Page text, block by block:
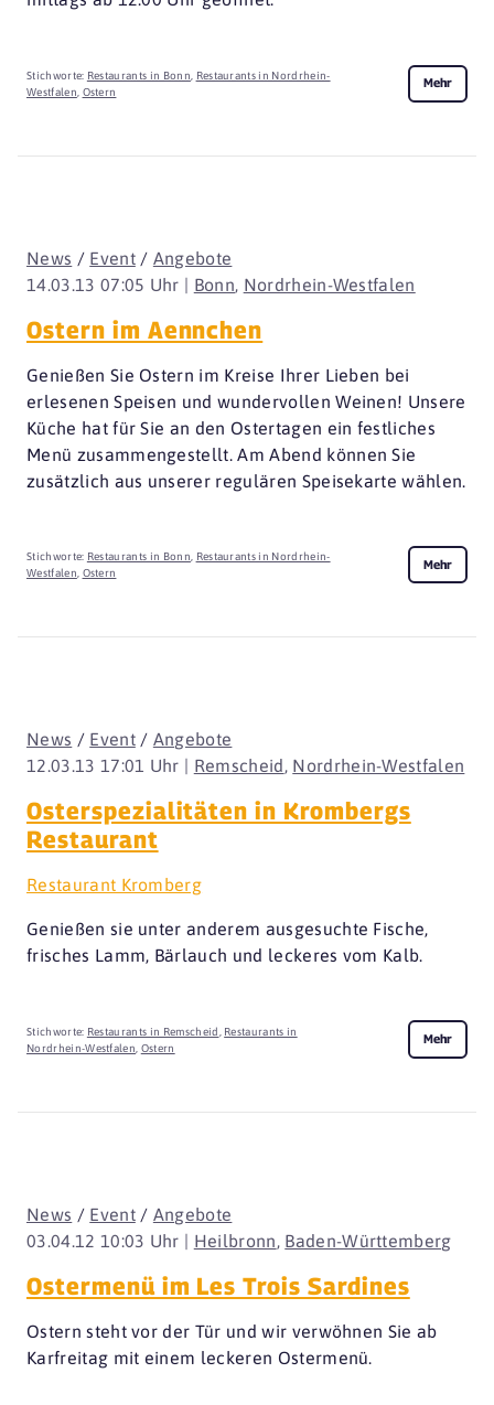
Stichworte: Restaurants in Bonn
Restaurants in Nordrhein-
Westfalen Ostern
Mehr
14.03.13 07:05 Uhr | Bonn, Nordrhein-Westfalen
News / Event/ Angebote
Ostern im Aennchen
Genießen Sie Ostern im Kreise Ihrer Lieben bei
erlesenen Speisen und wundervollen Weinen! Unsere
Küche hat für Sie an den Ostertagen ein festliches
Menü zusammengestellt. Am Abend können Sie
zusätzlich aus unserer regulären Speisekarte wählen.
Stichworte: Restaurants in Bonn, Restaurants in Nordrhein-
Westfalen, Ostern
Mehr
12.03.13 17:01 Uhr | Remscheid, Nordrhein-Westfalen
News / Event/ Angebote
Osterspezialitäten in Krombergs
Restaurant
Restaurant Kromberg
Genießen sie unter anderem ausgesuchte Fische,
frisches Lamm, Bärlauch und leckeres vom Kalb.
Stichworte: Restaurants in Remscheid
Restaurants in
Nordrhein-Westfalen Ostern
Mehr
03.04.12 10:03 Uhr | Heilbronn Baden-Württemberg
News / Event/ Angebote
Ostermenü im Les Trois Sardines
Ostern steht vor der Tür und wir verwöhnen Sie ab
Karfreitag mit einem leckeren Ostermenü.